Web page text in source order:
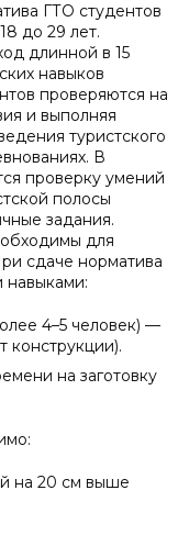
ГТО студентов
до 29 лет.
длинной в 15
навыков
проверяются на
и выполняя
туристского
В
проверку умений
полосы
задания.
для
сдаче норматива
навыками:
4–5 человек) —
конструкции).
на заготовку
на 20 см выше